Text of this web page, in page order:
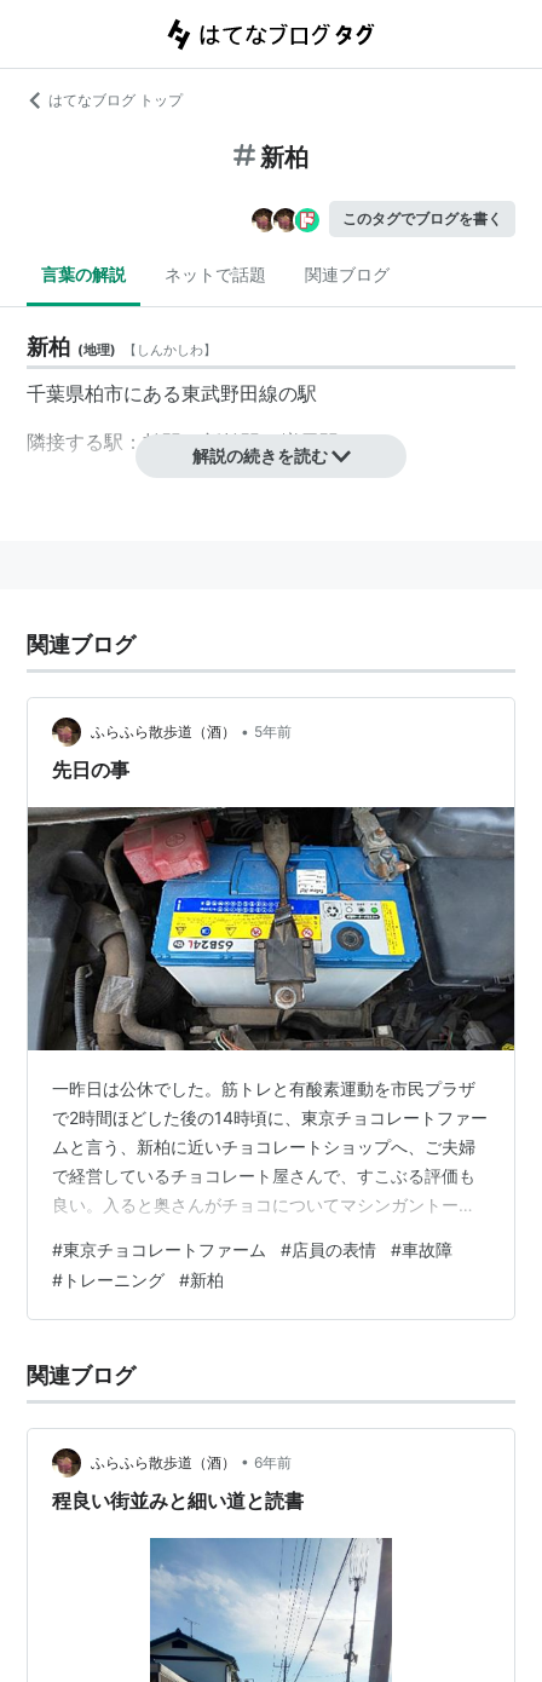
はてなブログ トップ
新柏
このタグでブログを書く
言葉の解説 ネットで話題 関連ブログ
新柏 (地理) 【 しんかしわ】
千葉県柏市にある東武野田線の駅
隣接する駅：柏駅 -新柏駅 -増尾駅
解説の続きを読む
関連ブログ
ふらふら散歩道（酒） • 5年前
先日の事
一昨日は公休でした。筋トレと有酸素運動を市民プラザ
で2時間ほどした後の14時頃に、東京チョコレートファー
ムと言う、新柏に近いチョコレートショップへ、ご夫婦
で経営しているチョコレート屋さんで、すこぶる評価も
良い。入ると奥さんがチョコについてマシンガントーク
に行きましたが… チョコレートをしこたま（4500円分）
購入後に車のバッテリーが死んだ… 前触れもなくかから
なくなった。が、間違いなくバッテリー不足の症状。 仕
確認してみた。 バッテリーを買いに行こうと思う。ここ
からだとホームセンターかイエローハ…
#東京チョコレートファーム #店員の表情 #車故障
# トレーニング #新柏
関連ブログ
ふらふら散歩道（酒） • 6年前
程良い街並みと細い道と読書